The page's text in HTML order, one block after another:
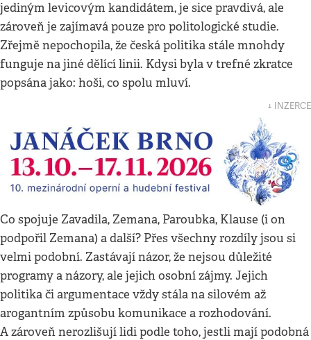
jediným levicovým kandidátem, je sice pravdivá, ale
zároveň je zajímavá pouze pro politologické studie.
Zřejmě nepochopila, že česká politika stále mnohdy
funguje na jiné dělící linii. Kdysi byla v trefné zkratce
popsána jako: hoši, co spolu mluví.
↓ INZERCE
Co spojuje Zavadila, Zemana, Paroubka, Klause (i on
podpořil Zemana) a další? Přes všechny rozdíly jsou si
velmi podobní. Zastávají názor, že nejsou důležité
programy a názory, ale jejich osobní zájmy. Jejich
politika či argumentace vždy stála na silovém až
arogantním způsobu komunikace a rozhodování.
A zároveň nerozlišují lidi podle toho, jestli mají podobná